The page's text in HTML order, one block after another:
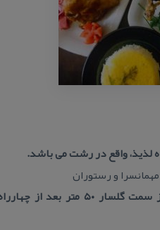
لذیذ، واقع در رشت می باشد.
و رستوران
آدرس : آدرس :استان گیلان ، رشت ،